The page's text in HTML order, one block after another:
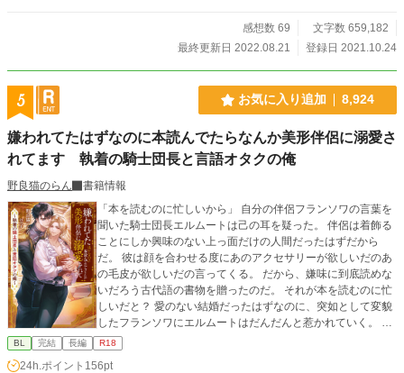
スカ）／総受け／天使になる／授乳プレイ／舌フェラ／二輪
責め（216話以降） 男しか存在しない世界「ナンシージエ」
のシリーズですが、他の話とは一切絡みません。陸続きでは
ありますが、別大陸の物語です。 天使の詳しい設定について
は「天使さまの愛で方」参照のこと→https://fujossy.jp/books/
感想数 69
文字数 659,182
最終更新日 2022.08.21
登録日 2021.10.24
5 お気に入り追加 8,924
嫌われてたはずなのに本読んでたらなんか美形伴侶に溺愛さ
れてます 執着の騎士団長と言語オタクの俺
野良猫のらん
書籍情報
「本を読むのに忙しいから」 自分の伴侶フランソワの言葉を
聞いた騎士団長エルムートは己の耳を疑った。 伴侶は着飾る
ことにしか興味のない上っ面だけの人間だったはずだから
だ。 彼は顔を合わせる度にあのアクセサリーが欲しいだのあ
の毛皮が欲しいだの言ってくる。 だから、嫌味に到底読めな
いだろう古代語の書物を贈ったのだ。 それが本を読むのに忙
しいだと？ 愛のない結婚だったはずなのに、突如として変貌
したフランソワにエルムートはだんだんと惹かれていく。 ま
さかフランソワが言語オタクとしての前世の記憶に目覚めて
いるとも知らずに。 ※R-18シーンの含まれる話には*マーク
BL 完結 長編 R18
24h.ポイント 156pt